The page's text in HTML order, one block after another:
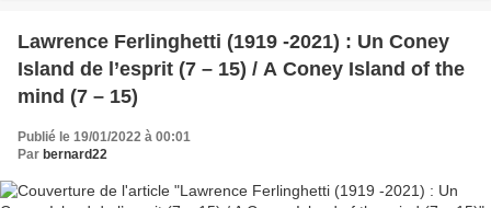
Lawrence Ferlinghetti (1919 -2021) : Un Coney
Island de l’esprit (7 – 15) / A Coney Island of the
mind (7 – 15)
Publié le 19/01/2022 à 00:01
Par bernard22